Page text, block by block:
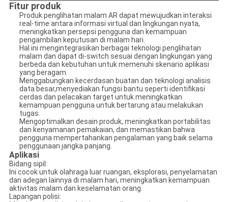
Fitur produk
Produk penglihatan malam AR dapat mewujudkan interaksi
real-time antara informasi virtual dan lingkungan nyata,
meningkatkan persepsi pengguna dan kemampuan
pengambilan keputusan di malam hari.
Hal ini mengintegrasikan berbagai teknologi penglihatan
malam dan dapat di-switch sesuai dengan lingkungan yang
berbeda dan kebutuhan untuk memenuhi skenario aplikasi
yang beragam.
Menggabungkan kecerdasan buatan dan teknologi analisis
data besar,menyediakan fungsi bantu seperti identifikasi
cerdas dan pelacakan target untuk meningkatkan
kemampuan pengguna untuk bertarung atau melakukan
tugas.
Mengoptimalkan desain produk, meningkatkan portabilitas
dan kenyamanan pemakaian, dan memastikan bahwa
pengguna mempertahankan pengalaman yang baik selama
penggunaan jangka panjang.
Aplikasi
Bidang sipil:
Ini cocok untuk olahraga luar ruangan, eksplorasi, penyelamatan
dan adegan lainnya di malam hari, meningkatkan kemampuan
aktivitas malam dan keselamatan orang.
Lapangan polisi: